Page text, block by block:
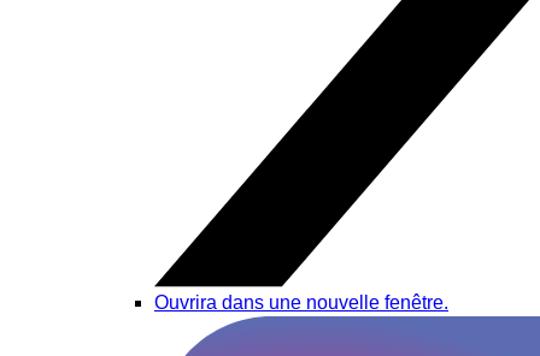
Ouvrira dans une nouvelle fenêtre.